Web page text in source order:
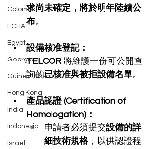
Colombia
ECHA
Egypt
Georgia
Guinea Bissau
Hong Kong
India
Indonesia
Israel
求尚未確定，將於明年陸續公
布。
設備核准登記：
TELCOR 將維護一份可公開查
詢的已核准與被拒設備名單。
產品認證 (Certification of
Homologation)：
申請者必須提交設備的詳
細技術規格，以供認證程